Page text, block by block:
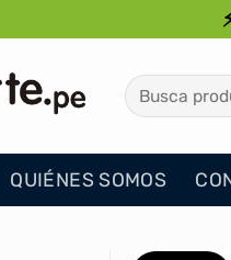
Buscar
por:
QUIÉNES SOMOS